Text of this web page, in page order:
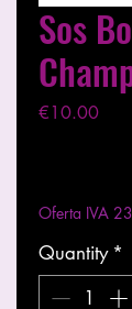
Sos
€10.00Price
Oferta IVA
Quantity *